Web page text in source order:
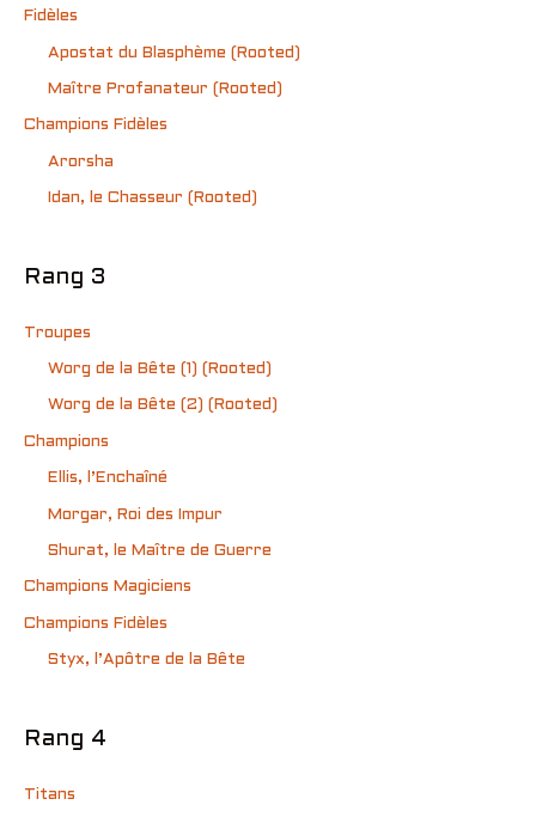
Fidèles
Apostat du Blasphème (Rooted)
Maître Profanateur (Rooted)
Champions Fidèles
Arorsha
Idan, le Chasseur (Rooted)
Rang 3
Troupes
Worg de la Bête (1) (Rooted)
Worg de la Bête (2) (Rooted)
Champions
Ellis, l’Enchaîné
Morgar, Roi des Impur
Shurat, le Maître de Guerre
Champions Magiciens
Champions Fidèles
Styx, l’Apôtre de la Bête
Rang 4
Titans